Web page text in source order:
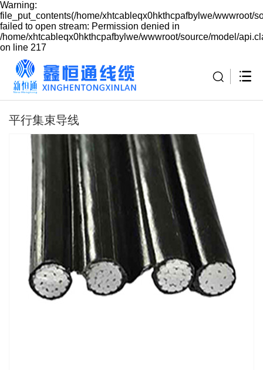
Warning:
file_put_contents(/home/xhtcableqx0hkthcpafbylwe/wwwroot/
failed to open stream: Permission denied in
/home/xhtcableqx0hkthcpafbylwe/wwwroot/source/model/
on line 217
平行集束导线